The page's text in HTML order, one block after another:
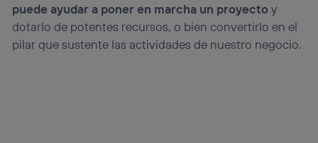
puede ayudar a poner en marcha un proyectoy
dotarlo de potentes recursos, o bien convertirlo en el
pilar que sustente las actividades de nuestro negocio.